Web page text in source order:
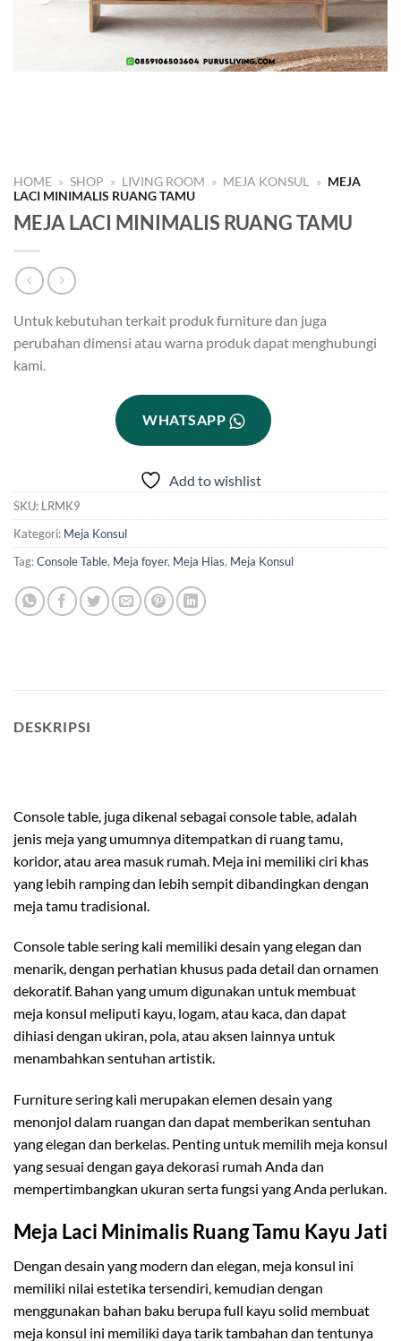
HOME » SHOP » LIVING ROOM » MEJA KONSUL » MEJA
LACI MINIMALIS RUANG TAMU
MEJA LACI MINIMALIS RUANG TAMU
Untuk kebutuhan terkait produk furniture dan juga
perubahan dimensi atau warna produk dapat menghubungi
kami.
WHATSAPP
Add to wishlist
SKU: LRMK9
Kategori: Meja Konsul
Tag:Console Table, Meja foyer, Meja Hias, Meja Konsul
DESKRIPSI
Console table, juga dikenal sebagai console table, adalah
jenis meja yang umumnya ditempatkan di ruang tamu,
koridor, atau area masuk rumah. Meja ini memiliki ciri khas
yang lebih ramping dan lebih sempit dibandingkan dengan
meja tamu tradisional.
Console table sering kali memiliki desain yang elegan dan
menarik, dengan perhatian khusus pada detail dan ornamen
dekoratif. Bahan yang umum digunakan untuk membuat
meja konsul meliputi kayu, logam, atau kaca, dan dapat
dihiasi dengan ukiran, pola, atau aksen lainnya untuk
menambahkan sentuhan artistik.
Furniture sering kali merupakan elemen desain yang
menonjol dalam ruangan dan dapat memberikan sentuhan
yang elegan dan berkelas. Penting untuk memilih meja konsul
yang sesuai dengan gaya dekorasi rumah Anda dan
mempertimbangkan ukuran serta fungsi yang Anda perlukan.
Meja Laci Minimalis Ruang Tamu Kayu Jati
Dengan desain yang modern dan elegan, meja konsul ini
memiliki nilai estetika tersendiri, kemudian dengan
menggunakan bahan baku berupa full kayu solid membuat
meja konsul ini memiliki daya tarik tambahan dan tentunya